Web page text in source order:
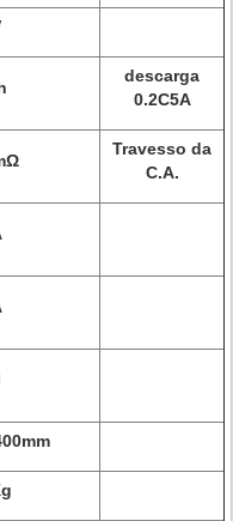
descarga
0.2C5A
Travesso da
C.A.